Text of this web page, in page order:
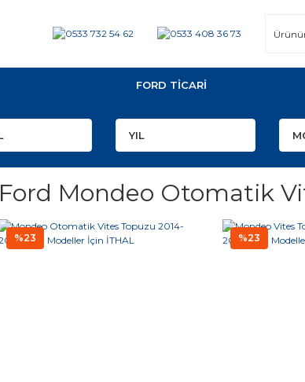
FORD TİCARİ
Ford Mondeo Otomatik
%23 %23